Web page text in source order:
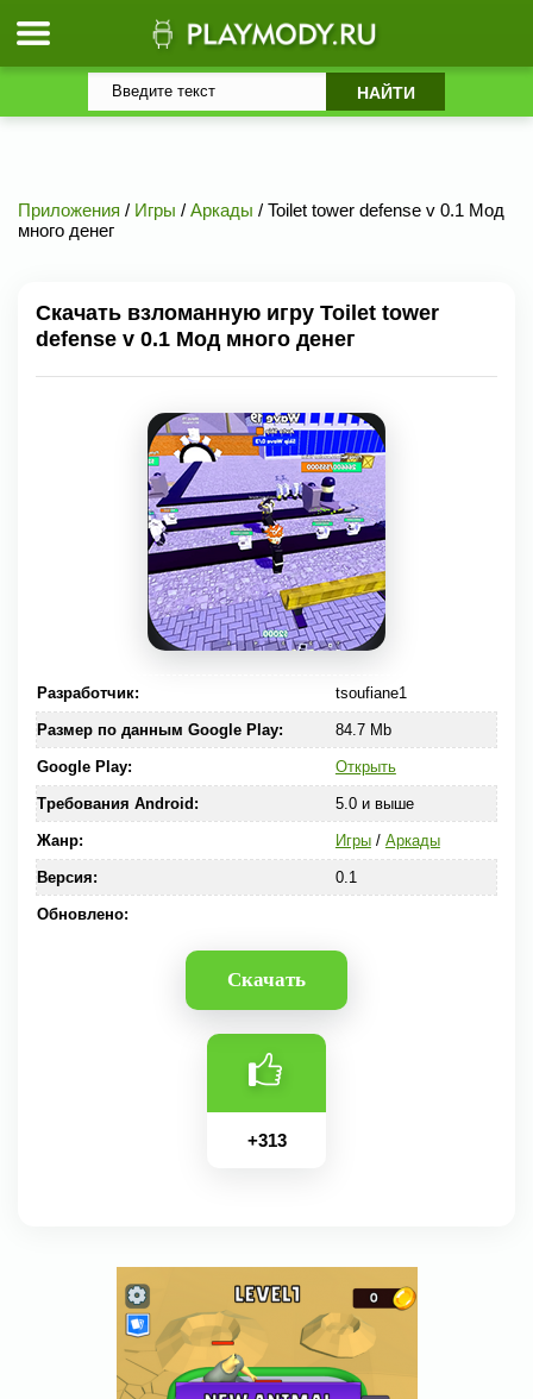
Приложения / Игры / Аркады / Toilet tower defense v 0.1 Мод
много денег
Скачать взломанную игру Toilet tower
defense v 0.1 Мод много денег
Разработчик: tsoufiane1
Размер по данным Google Play: 84.7 Mb
Google Play: Открыть
Требования Android: 5.0 и выше
Жанр: Игры/ Аркады
Версия: 0.1
Обновлено:
Скачать
+313